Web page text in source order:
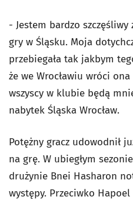
- Jestem bardzo szczęśliwy
gry w Śląsku. Moja
przebiegała tak jakbym
że we Wrocławiu wróci
wszyscy w klubie będą
nabytek Śląska Wrocław.
Potężny gracz udowodnił
na grę. W ubiegłym
drużynie Bnei Hasharon
występy. Przeciwko